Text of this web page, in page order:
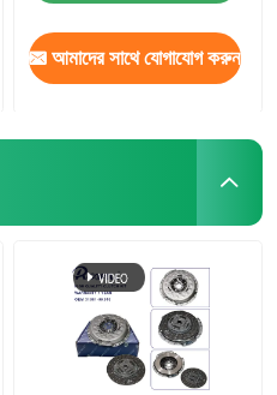
আমাদের সাথে যোগাযোগ করুন